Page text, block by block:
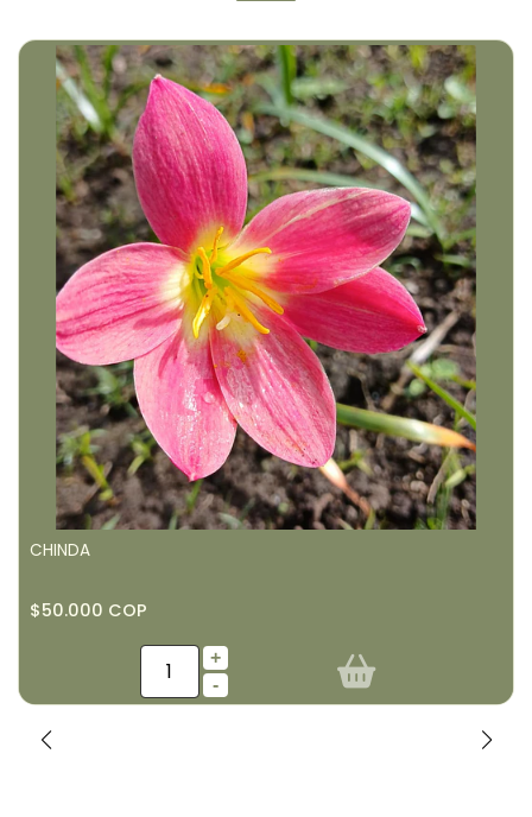
CHINDA
$50.000 COP
+
-